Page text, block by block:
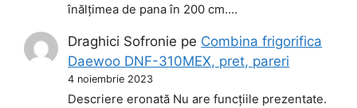
înălțimea de pana în 200 cm.…
Draghici Sofronie pe Combina frigorifica
Daewoo DNF-310MEX, pret, pareri
4 noiembrie 2023
Descriere eronată Nu are funcțiile prezentate.